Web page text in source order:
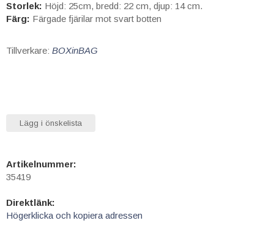
Storlek: Höjd: 25cm, bredd: 22 cm, djup: 14 cm.
Färg: Färgade fjärilar mot svart botten
Tillverkare: BOXinBAG
Lägg i önskelista
Artikelnummer:
35419
Direktlänk:
Högerklicka och kopiera adressen